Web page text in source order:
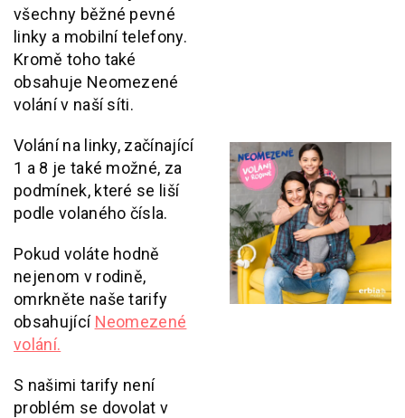
všechny běžné pevné
linky a mobilní telefony.
Kromě toho také
obsahuje Neomezené
volání v naší síti.
Volání na linky, začínající
1 a 8 je také možné, za
podmínek, které se liší
podle volaného čísla.
Pokud voláte hodně
nejenom v rodině,
omrkněte naše tarify
obsahující Neomezené
volání.
S našimi tarify není
problém se dovolat v